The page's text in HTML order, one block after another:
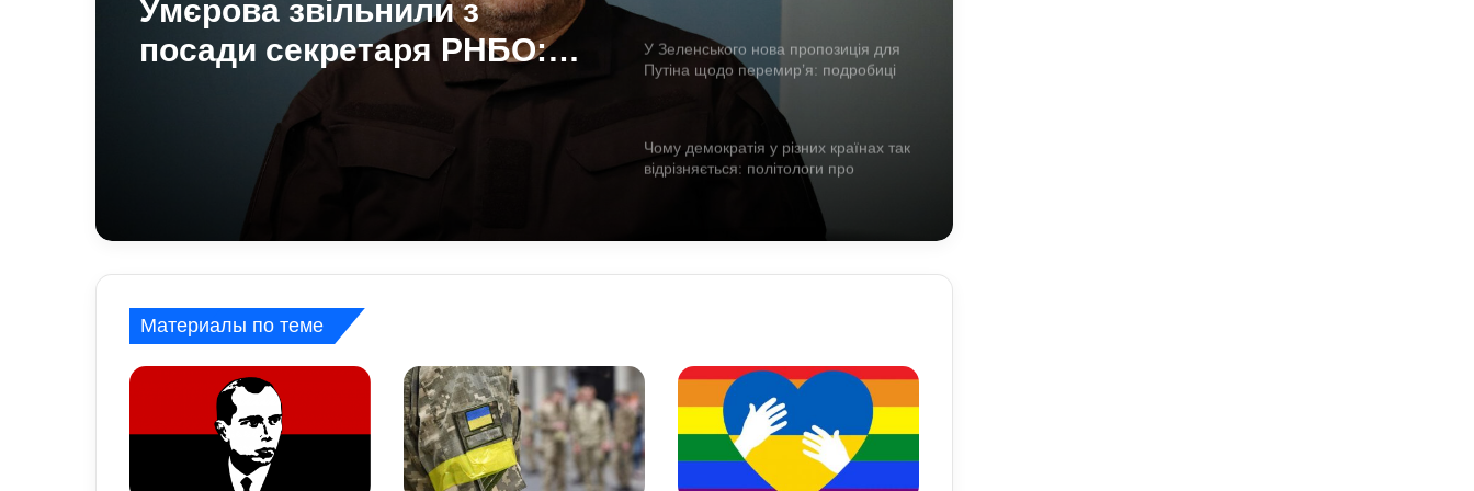
Умєрова звільнили з
посади секретаря РНБО:
стало відомо, яку посаду
він отримав
У Зеленського нова пропозиція для
Путіна щодо перемир’я: подробиці
Чому демократія у різних країнах так
відрізняється: політологи про
функціональність держави
Білорусь формує десантно-штурмову
витік небезпечної хімічної речовини:
що вже відомо
Про що застерігали античні політики
та філософи людей XXI століття:
Материалы по теме